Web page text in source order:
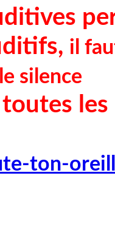
il
silence
les
ton-